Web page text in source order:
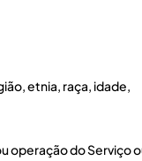
etnia, raça, idade,
operação do Serviço